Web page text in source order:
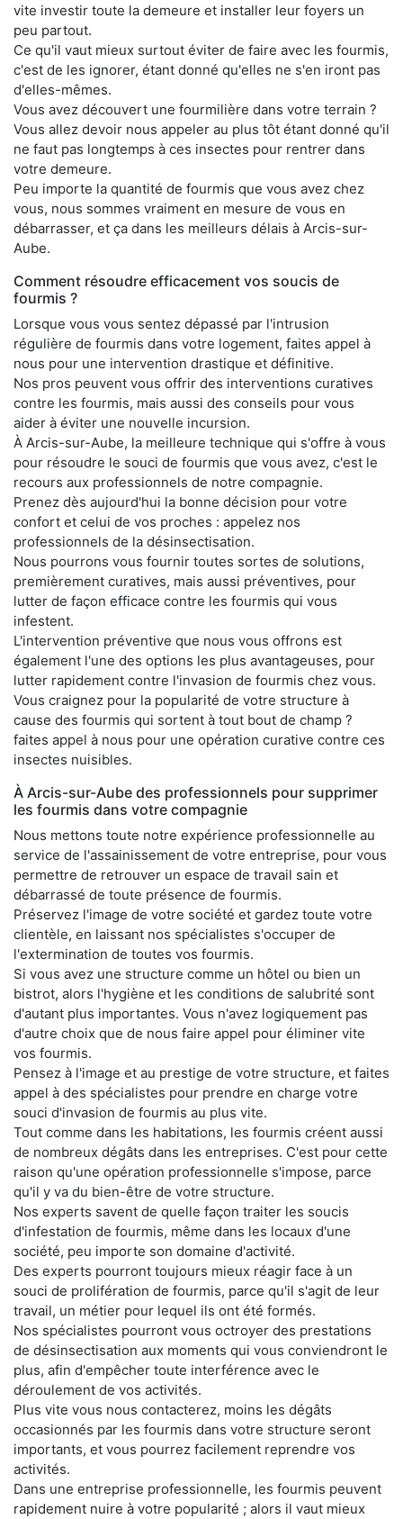
vite investir toute la demeure et installer leur foyers un
peu partout.
Ce qu'il vaut mieux surtout éviter de faire avec les fourmis,
c'est de les ignorer, étant donné qu'elles ne s'en iront pas
d'elles-mêmes.
Vous avez découvert une fourmilière dans votre terrain ?
Vous allez devoir nous appeler au plus tôt étant donné qu'il
ne faut pas longtemps à ces insectes pour rentrer dans
votre demeure.
Peu importe la quantité de fourmis que vous avez chez
vous, nous sommes vraiment en mesure de vous en
débarrasser, et ça dans les meilleurs délais à Arcis-sur-
Aube.
Comment résoudre efficacement vos soucis de
fourmis ?
Lorsque vous vous sentez dépassé par l'intrusion
régulière de fourmis dans votre logement, faites appel à
nous pour une intervention drastique et définitive.
Nos pros peuvent vous offrir des interventions curatives
contre les fourmis, mais aussi des conseils pour vous
aider à éviter une nouvelle incursion.
À Arcis-sur-Aube, la meilleure technique qui s'offre à vous
pour résoudre le souci de fourmis que vous avez, c'est le
recours aux professionnels de notre compagnie.
Prenez dès aujourd'hui la bonne décision pour votre
confort et celui de vos proches : appelez nos
professionnels de la désinsectisation.
Nous pourrons vous fournir toutes sortes de solutions,
premièrement curatives, mais aussi préventives, pour
lutter de façon efficace contre les fourmis qui vous
infestent.
L'intervention préventive que nous vous offrons est
également l'une des options les plus avantageuses, pour
lutter rapidement contre l'invasion de fourmis chez vous.
Vous craignez pour la popularité de votre structure à
cause des fourmis qui sortent à tout bout de champ ?
faites appel à nous pour une opération curative contre ces
insectes nuisibles.
À Arcis-sur-Aube des professionnels pour supprimer
les fourmis dans votre compagnie
Nous mettons toute notre expérience professionnelle au
service de l'assainissement de votre entreprise, pour vous
permettre de retrouver un espace de travail sain et
débarrassé de toute présence de fourmis.
Préservez l'image de votre société et gardez toute votre
clientèle, en laissant nos spécialistes s'occuper de
l'extermination de toutes vos fourmis.
Si vous avez une structure comme un hôtel ou bien un
bistrot, alors l'hygiène et les conditions de salubrité sont
d'autant plus importantes. Vous n'avez logiquement pas
d'autre choix que de nous faire appel pour éliminer vite
vos fourmis.
Pensez à l'image et au prestige de votre structure, et faites
appel à des spécialistes pour prendre en charge votre
souci d'invasion de fourmis au plus vite.
Tout comme dans les habitations, les fourmis créent aussi
de nombreux dégâts dans les entreprises. C'est pour cette
raison qu'une opération professionnelle s'impose, parce
qu'il y va du bien-être de votre structure.
Nos experts savent de quelle façon traiter les soucis
d'infestation de fourmis, même dans les locaux d'une
société, peu importe son domaine d'activité.
Des experts pourront toujours mieux réagir face à un
souci de prolifération de fourmis, parce qu'il s'agit de leur
travail, un métier pour lequel ils ont été formés.
Nos spécialistes pourront vous octroyer des prestations
de désinsectisation aux moments qui vous conviendront le
plus, afin d'empêcher toute interférence avec le
déroulement de vos activités.
Plus vite vous nous contacterez, moins les dégâts
occasionnés par les fourmis dans votre structure seront
importants, et vous pourrez facilement reprendre vos
activités.
Dans une entreprise professionnelle, les fourmis peuvent
rapidement nuire à votre popularité ; alors il vaut mieux